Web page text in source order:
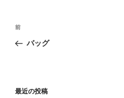
投
ナ
ー
前
の
前
バッグ
最近の投稿